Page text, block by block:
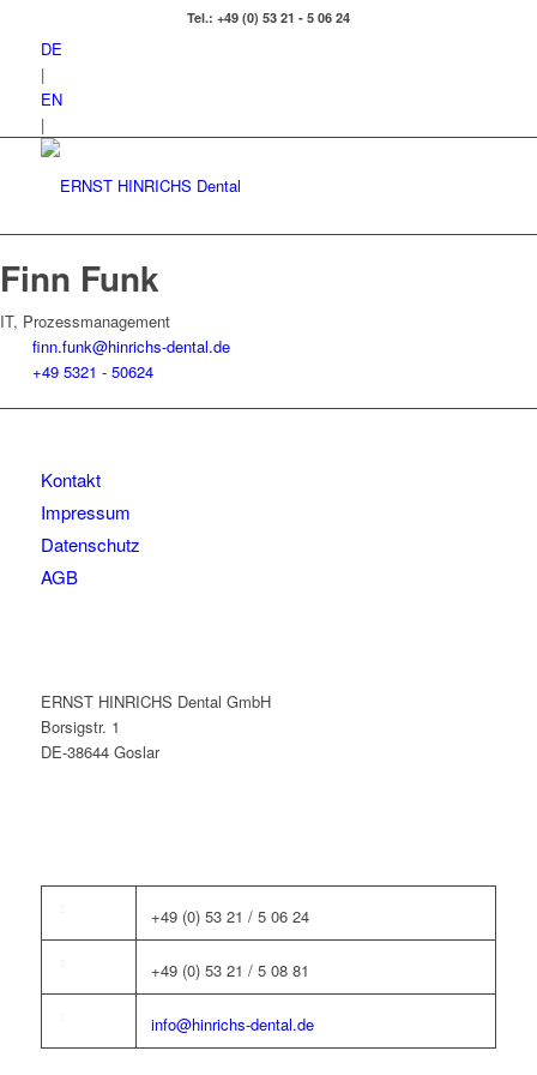
Tel.: +49 (0) 53 21 - 5 06 24
DE
|
EN
|
Finn Funk
IT, Prozessmanagement
finn.funk@hinrichs-dental.de
+49 5321 - 50624
Kontakt
Impressum
Datenschutz
AGB
ERNST HINRICHS Dental GmbH
Borsigstr. 1
DE-38644 Goslar
+49 (0) 53 21 / 5 06 24
+49 (0) 53 21 / 5 08 81
info@hinrichs-dental.de